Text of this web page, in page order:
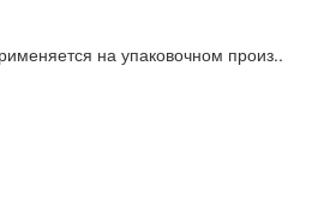
на упаковочном произ..